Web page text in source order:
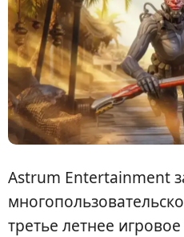
Astrum Entertainment
третье летнее